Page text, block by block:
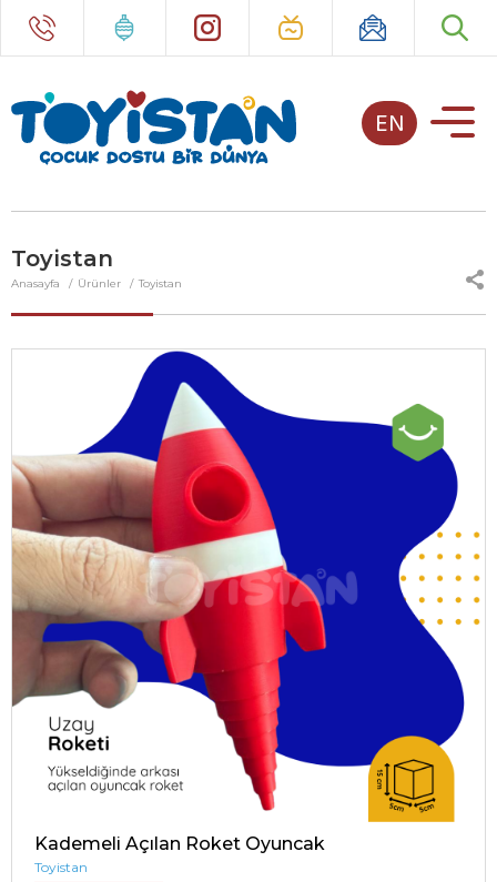
EN
Toyistan
Anasayfa Ürünler Toyistan
Kademeli Açılan Roket Oyuncak
Toyistan